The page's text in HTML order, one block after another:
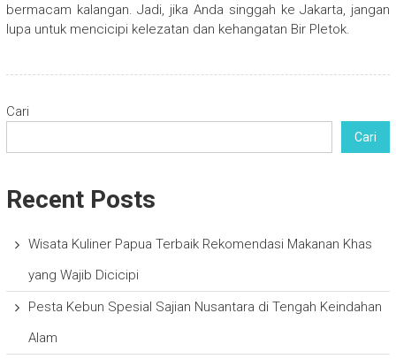
bermacam kalangan. Jadi, jika Anda singgah ke Jakarta, jangan
lupa untuk mencicipi kelezatan dan kehangatan Bir Pletok.
Cari
Cari
Recent Posts
Wisata Kuliner Papua Terbaik Rekomendasi Makanan Khas
yang Wajib Dicicipi
Pesta Kebun Spesial Sajian Nusantara di Tengah Keindahan
Alam